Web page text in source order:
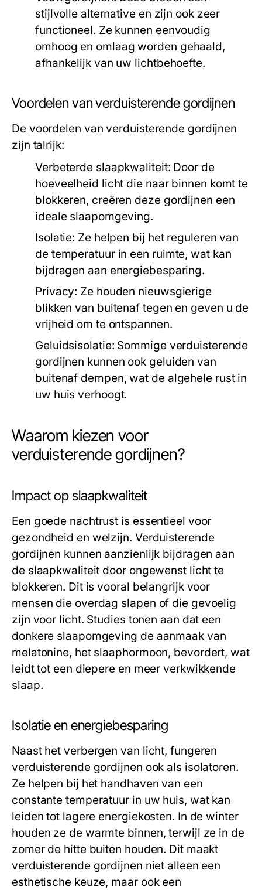
stijlvolle alternative en zijn ook zeer
functioneel. Ze kunnen eenvoudig
omhoog en omlaag worden gehaald,
afhankelijk van uw lichtbehoefte.
Voordelen van verduisterende gordijnen
De voordelen van verduisterende gordijnen
zijn talrijk:
Verbeterde slaapkwaliteit: Door de
hoeveelheid licht die naar binnen komt te
blokkeren, creëren deze gordijnen een
ideale slaapomgeving.
Isolatie: Ze helpen bij het reguleren van
de temperatuur in een ruimte, wat kan
bijdragen aan energiebesparing.
Privacy: Ze houden nieuwsgierige
blikken van buitenaf tegen en geven u de
vrijheid om te ontspannen.
Geluidsisolatie: Sommige verduisterende
gordijnen kunnen ook geluiden van
buitenaf dempen, wat de algehele rust in
uw huis verhoogt.
Waarom kiezen voor
verduisterende gordijnen?
Impact op slaapkwaliteit
Een goede nachtrust is essentieel voor
gezondheid en welzijn. Verduisterende
gordijnen kunnen aanzienlijk bijdragen aan
de slaapkwaliteit door ongewenst licht te
blokkeren. Dit is vooral belangrijk voor
mensen die overdag slapen of die gevoelig
zijn voor licht. Studies tonen aan dat een
donkere slaapomgeving de aanmaak van
melatonine, het slaaphormoon, bevordert, wat
leidt tot een diepere en meer verkwikkende
slaap.
Isolatie en energiebesparing
Naast het verbergen van licht, fungeren
verduisterende gordijnen ook als isolatoren.
Ze helpen bij het handhaven van een
constante temperatuur in uw huis, wat kan
leiden tot lagere energiekosten. In de winter
houden ze de warmte binnen, terwijl ze in de
zomer de hitte buiten houden. Dit maakt
verduisterende gordijnen niet alleen een
esthetische keuze, maar ook een